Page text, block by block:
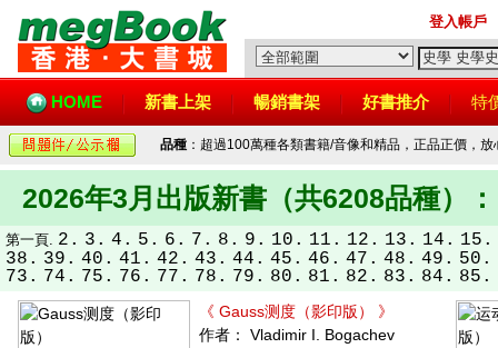
登入帳戶
HOME 新書上架 暢銷書架 好書推介 特
品種 ：超過100萬種各類書籍/音像和精品，正品正價，
2026年3月出版新書（共6208品種）：
第一頁. 2. 3. 4. 5. 6. 7. 8. 9. 10. 11. 12. 13. 14. 15.
38. 39. 40. 41. 42. 43. 44. 45. 46. 47. 48. 49. 50.
73. 74. 75. 76. 77. 78. 79. 80. 81. 82. 83. 84. 85.
《 Gauss测度（影印版） 》
作者： Vladimir I. Bogachev